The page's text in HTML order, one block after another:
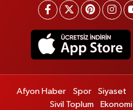
Afyon Haber Spor Siyaset
Sivil Toplum
Ekonomi